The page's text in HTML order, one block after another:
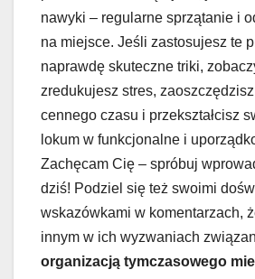
nawyki – regularne sprzątanie i
na miejsce. Jeśli zastosujesz te
naprawdę skuteczne triki,
zredukujesz stres,
cennego czasu i przekształcisz
lokum w funkcjonalne i
Zachęcam Cię – spróbuj
dziś! Podziel się też swoimi
wskazówkami w komentarzach,
innym w ich wyzwaniach
organizacją tymczasowego